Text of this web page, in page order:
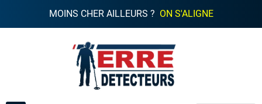
MOINS CHER AILLEURS ? ON S'ALIGNE